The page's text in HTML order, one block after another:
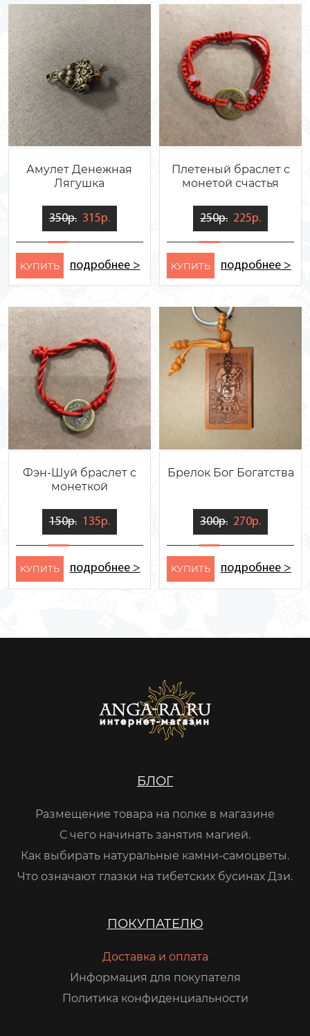
Амулет Денежная
Лягушка
350р. 315р.
KУПИТЬ подробнее >
Плетеный браслет с
монетой счастья
250р. 225р.
KУПИТЬ подробнее >
Фэн-Шуй браслет с
монеткой
150р. 135р.
KУПИТЬ подробнее >
Брелок Бог Богатства
300р. 270р.
KУПИТЬ подробнее >
БЛОГ
Размещение товара на полке в магазине
С чего начинать занятия магией.
Как выбирать натуральные камни-самоцветы.
Что означают глазки на тибетских бусинах Дзи.
ПОКУПАТЕЛЮ
Доставка и оплата
Информация для покупателя
Политика конфиденциальности